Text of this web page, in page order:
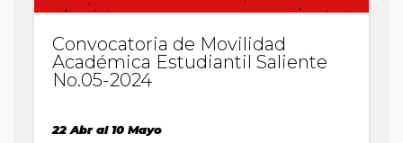
Convocatoria de Movilidad
Académica Estudiantil Saliente
No.05-2024
22 Abr al 10 Mayo